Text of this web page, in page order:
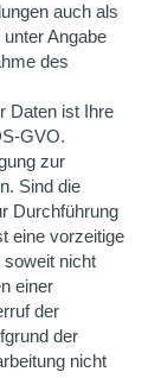
auch als
Angabe
des
Daten ist Ihre
GVO.
zur
Sind die
Durchführung
eine vorzeitige
soweit nicht
einer
der
der
nicht